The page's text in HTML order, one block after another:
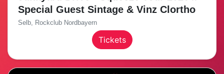
Special Guest Sintage & Vinz Clortho
Selb, Rockclub Nordbayern
Tickets